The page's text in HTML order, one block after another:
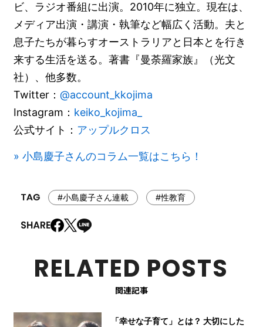
ビ、ラジオ番組に出演。2010年に独立。現在は、
メディア出演・講演・執筆など幅広く活動。夫と
息子たちが暮らすオーストラリアと日本とを行き
来する生活を送る。著書『曼荼羅家族』（光文
社）、他多数。
Twitter：@account_kkojima
Instagram： keiko_kojima_
公式サイト： アップルクロス
» 小島慶子さんのコラム一覧はこちら！
#小島慶子さん連載 #性教育
RELATED POSTS
関連記事
「幸せな子育て」とは？ 大切にした